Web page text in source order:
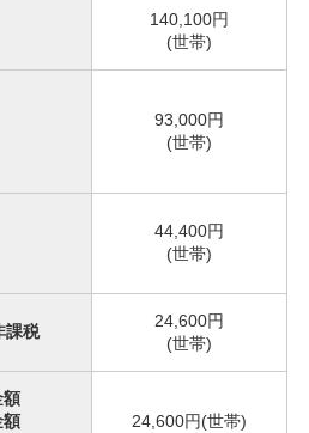
140,100円
(世帯)
93,000円
(世帯)
44,400円
(世帯)
課税
24,600円
(世帯)
額
額
24,600円(世帯)